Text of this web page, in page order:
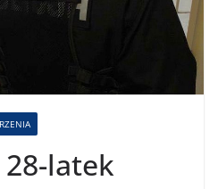
latek